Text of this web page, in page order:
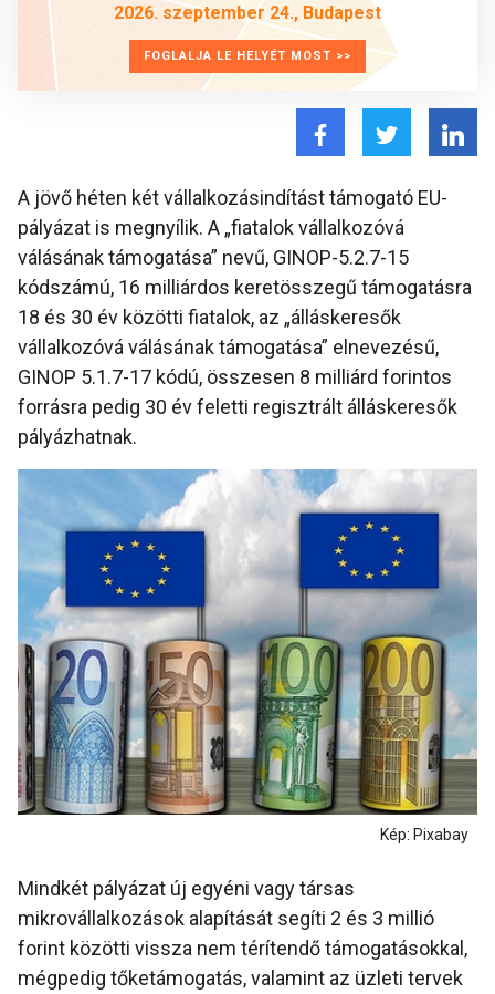
2026. szeptember 24., Budapest
FOGLALJA LE HELYÉT MOST >>
A jövő héten két vállalkozásindítást támogató EU-
pályázat is megnyílik. A „fiatalok vállalkozóvá
válásának támogatása” nevű, GINOP-5.2.7-15
kódszámú, 16 milliárdos keretösszegű támogatásra
18 és 30 év közötti fiatalok, az „álláskeresők
vállalkozóvá válásának támogatása” elnevezésű,
GINOP 5.1.7-17 kódú, összesen 8 milliárd forintos
forrásra pedig 30 év feletti regisztrált álláskeresők
pályázhatnak.
Kép: Pixabay
Mindkét pályázat új egyéni vagy társas
mikrovállalkozások alapítását segíti 2 és 3 millió
forint közötti vissza nem térítendő támogatásokkal,
mégpedig tőketámogatás, valamint az üzleti tervek